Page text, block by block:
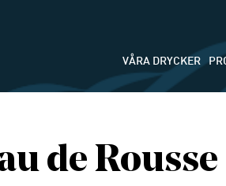
VÅRA DRYCKER
de Rousse